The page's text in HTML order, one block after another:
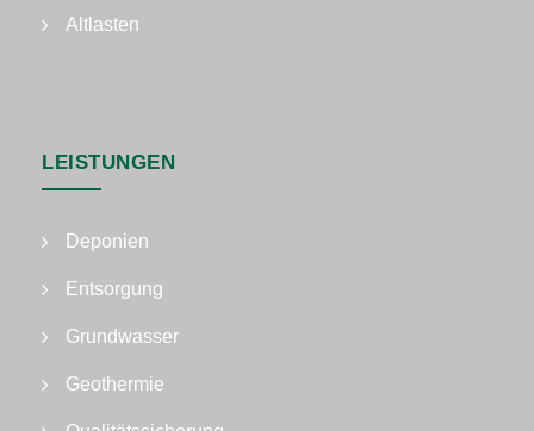
Altlasten
LEISTUNGEN
Deponien
Entsorgung
Grundwasser
Geothermie